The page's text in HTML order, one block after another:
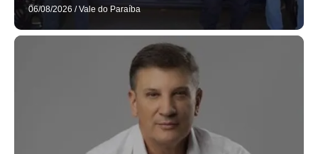
06/08/2026 / Vale do Paraíba